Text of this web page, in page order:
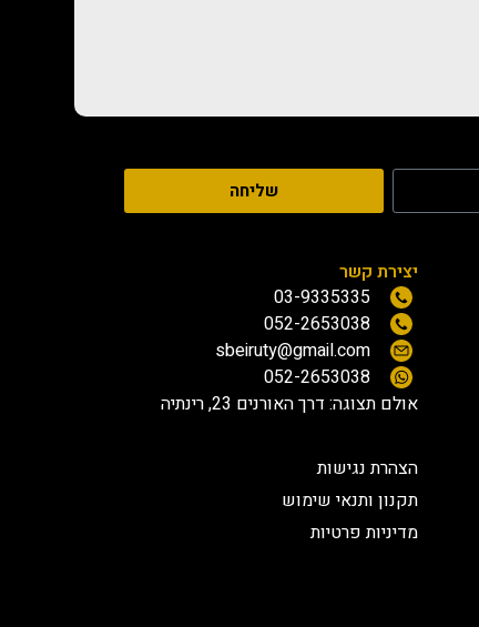
שליחה
יצירת קשר
03-9335335
052-2653038
sbeiruty@gmail.com
052-2653038
אולם תצוגה: דרך האורנים 23, רינתיה
הצהרת נגישות
תקנון ותנאי שימוש
מדיניות פרטיות